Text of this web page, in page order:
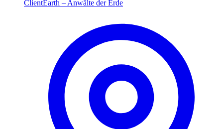
ClientEarth – Anwälte der Erde